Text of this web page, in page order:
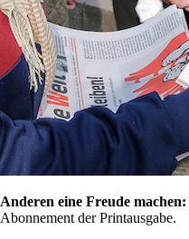
Anderen eine Freude machen:
Abonnement der Printausgabe.